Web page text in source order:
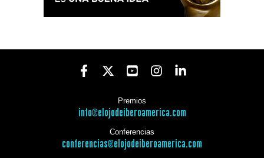
Premios
info@elojodeiberoamerica.com
Conferencias
conferencias@elojodeiberoamerica.com